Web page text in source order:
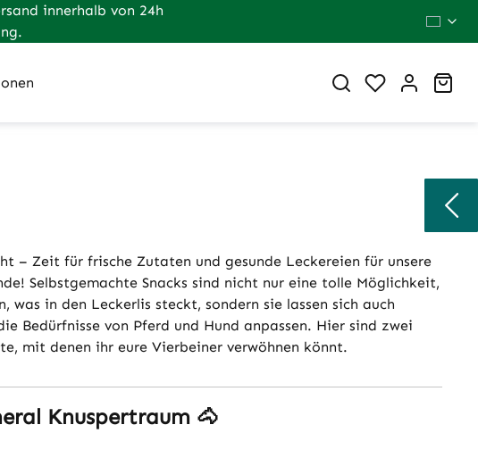
innerhalb von 24h
Du hast 0
– Zeit für frische Zutaten und gesunde Leckereien für unsere
Selbstgemachte Snacks sind nicht nur eine tolle Möglichkeit,
was in den Leckerlis steckt, sondern sie lassen sich auch
Bedürfnisse von Pferd und Hund anpassen. Hier sind zwei
mit denen ihr eure Vierbeiner verwöhnen könnt.
Knuspertraum 🐴